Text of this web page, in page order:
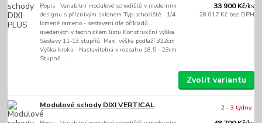
Popis Variabilní modulové schodiště v moderním
designu s příznivým sklonem Typ schodiště 1/4
lomené rameno - sestavení dle příkladů
uvedených v technickém listu Konstrukční výška
Sestavy 11-13 stupňů. Max. výška podlaží 322cm
Výška kroku Nastavitelná v rozsahu 18,5 - 23cm
Stupně ...
33 900 Kč/ks
28 017 Kč bez DPH
Zvolit variantu
Modulové schody DIXI VERTICAL 2 - 3 týdny